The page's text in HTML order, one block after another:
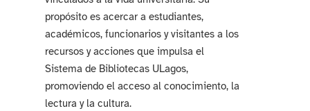
propósito es acercar a estudiantes,
académicos, funcionarios y visitantes a los
recursos y acciones que impulsa el
Sistema de Bibliotecas ULagos,
promoviendo el acceso al conocimiento, la
lectura y la cultura.